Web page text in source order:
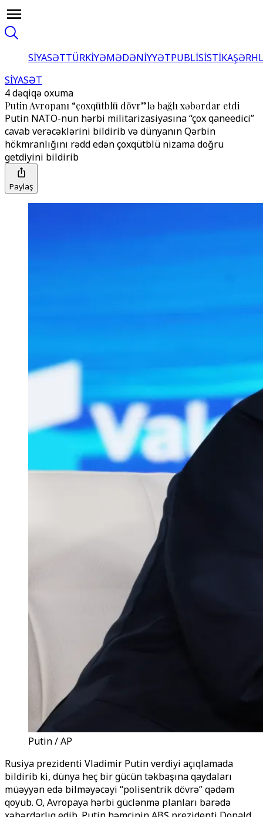
SİYASƏTTÜRKİYƏMƏDƏNİYYƏTPUBLİSİSTİKA
SİYASƏT
4 dəqiqə oxuma
Putin Avropanı “çoxqütblü dövr”lə bağlı xəbərdar etdi
Putin NATO-nun hərbi militarizasiyasına “çox qaneedici”
cavab verəcəklərini bildirib və dünyanın Qərbin
hökmranlığını rədd edən çoxqütblü nizama doğru
getdiyini bildirib
Paylaş
Putin / AP
Rusiya prezidenti Vladimir Putin verdiyi açıqlamada
bildirib ki, dünya heç bir gücün təkbaşına qaydaları
müəyyən edə bilməyəcəyi “polisentrik dövrə” qədəm
qoyub. O, Avropaya hərbi güclənmə planları barədə